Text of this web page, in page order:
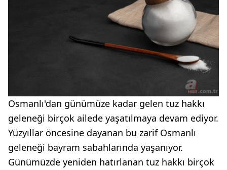
Osmanlı'dan günümüze kadar gelen tuz hakkı
geleneği birçok ailede yaşatılmaya devam ediyor.
Yüzyıllar öncesine dayanan bu zarif Osmanlı
geleneği bayram sabahlarında yaşanıyor.
Günümüzde yeniden hatırlanan tuz hakkı birçok